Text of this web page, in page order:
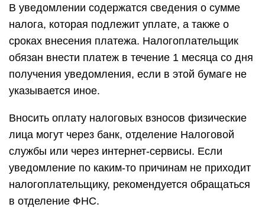
В уведомлении содержатся сведения о сумме
налога, которая подлежит уплате, а также о
сроках внесения платежа. Налогоплательщик
обязан внести платеж в течение 1 месяца со дня
получения уведомления, если в этой бумаге не
указывается иное.
Вносить оплату налоговых взносов физические
лица могут через банк, отделение Налоговой
службы или через интернет-сервисы. Если
уведомление по каким-то причинам не приходит
налогоплательщику, рекомендуется обращаться
в отделение ФНС.